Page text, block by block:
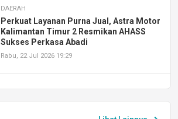
DAERAH
Perkuat Layanan Purna Jual, Astra Motor
Kalimantan Timur 2 Resmikan AHASS
Sukses Perkasa Abadi
Rabu, 22 Jul 2026 19:29